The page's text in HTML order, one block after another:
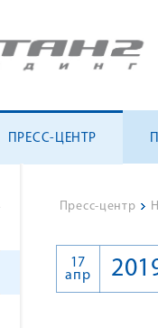
ПРЕСС-ЦЕНТР
Пресс-центр >
17
апр